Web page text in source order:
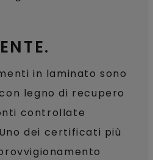
in laminato sono
legno di recupero
controllate
dei certificati più